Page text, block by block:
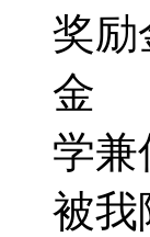
奖
金
学
被我